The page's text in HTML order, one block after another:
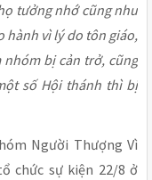
tưởng nhớ cũng như
hành vì lý do tôn giáo,
bị cản trở, cũng
số Hội thánh thì bị
Người Thượng Vì
chức sự kiện 22/8 ở